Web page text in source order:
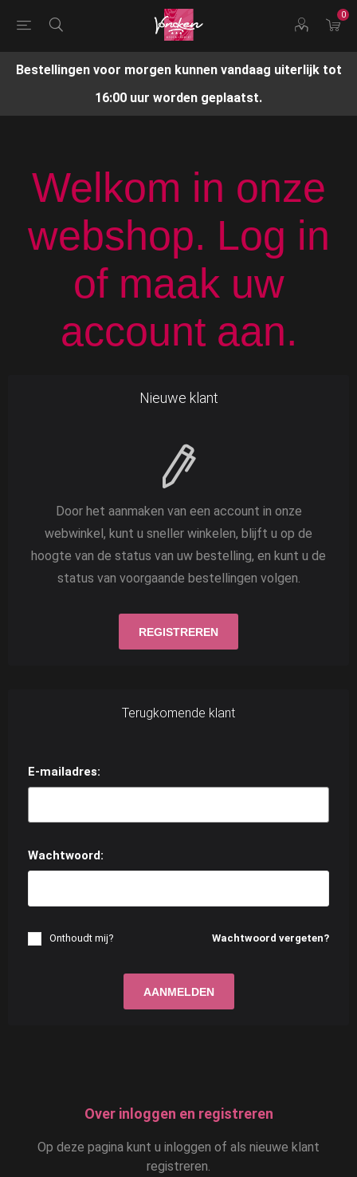
0
Bestellingen voor morgen kunnen vandaag uiterlijk tot
16:00 uur worden geplaatst.
Welkom in onze
webshop. Log in
of maak uw
account aan.
Nieuwe klant
Door het aanmaken van een account in onze
webwinkel, kunt u sneller winkelen, blijft u op de
hoogte van de status van uw bestelling, en kunt u de
status van voorgaande bestellingen volgen.
Terugkomende klant
E-mailadres:
Wachtwoord:
Wachtwoord vergeten?
Onthoudt mij?
Over inloggen en registreren
Op deze pagina kunt u inloggen of als nieuwe klant
registreren.